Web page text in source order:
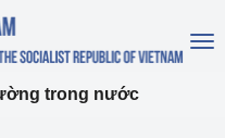
trong nước